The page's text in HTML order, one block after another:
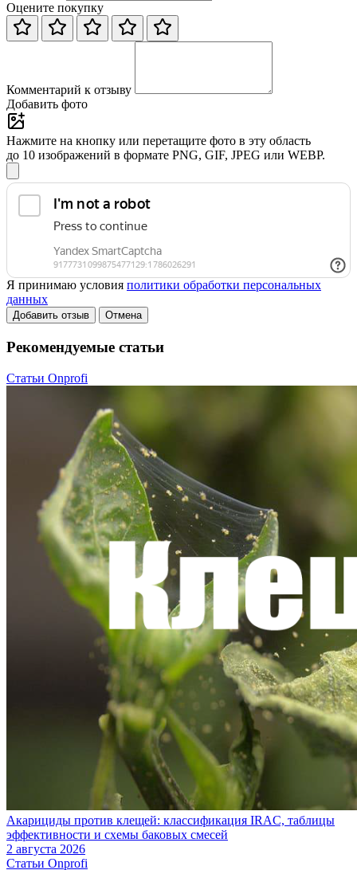
Оцените покупку
Комментарий к отзыву
Добавить фото
Нажмите на кнопку или перетащите фото в эту область
до 10 изображений в формате PNG, GIF, JPEG или WEBP.
Я принимаю условия политики обработки персональных
данных
Добавить отзыв Отмена
Рекомендуемые статьи
Статьи Onprofi
Акарициды против клещей: классификация IRAC, таблицы
эффективности и схемы баковых смесей
2 августа 2026
Статьи Onprofi